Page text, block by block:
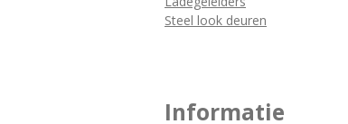
Steel look deuren
Informatie